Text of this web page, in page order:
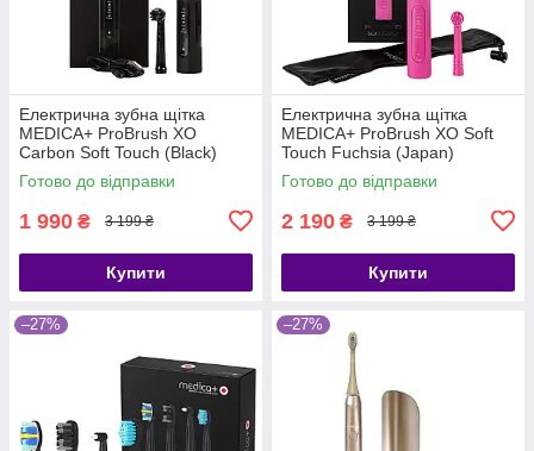
Електрична зубна щітка
MEDICA+ ProBrush XO
Сarbon Soft Touch (Black)
(Japan)
Готово до відправки
1 990 ₴ 3 199 ₴
Купити
Електрична зубна щітка
MEDICA+ ProBrush XO Soft
Touch Fuchsia (Japan)
Готово до відправки
2 190 ₴ 3 199 ₴
Купити
–27% –27%